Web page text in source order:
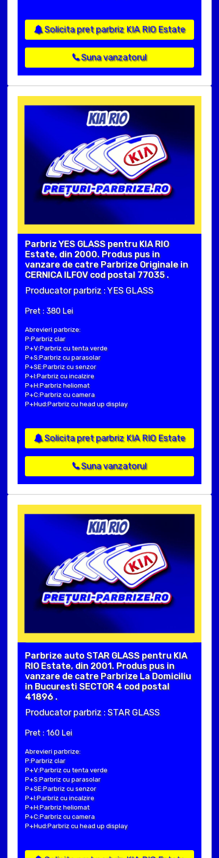
Solicita pret parbriz KIA RIO Estate
Suna vanzatorul
Parbriz YES GLASS pentru KIA RIO
Estate, din 2000. Produs pus in
vanzare de catre Parbrize Originale in
CERNICA ILFOV cod postal 77035 .
Producator parbriz : YES GLASS
Pret : 380 Lei
Abrevieri parbrize:
P:Parbriz clar
P+V:Parbriz cu tenta verde
P+S:Parbriz cu parasolar
P+SE:Parbriz cu senzor
P+I:Parbriz cu incalzire
P+H:Parbriz heliomat
P+C:Parbriz cu camera
P+Hud:Parbriz cu head up display
Solicita pret parbriz KIA RIO Estate
Suna vanzatorul
Parbrize auto STAR GLASS pentru KIA
RIO Estate, din 2001. Produs pus in
vanzare de catre Parbrize La Domiciliu
in Bucuresti SECTOR 4 cod postal
41896 .
Producator parbriz : STAR GLASS
Pret : 160 Lei
Abrevieri parbrize:
P:Parbriz clar
P+V:Parbriz cu tenta verde
P+S:Parbriz cu parasolar
P+SE:Parbriz cu senzor
P+I:Parbriz cu incalzire
P+H:Parbriz heliomat
P+C:Parbriz cu camera
P+Hud:Parbriz cu head up display